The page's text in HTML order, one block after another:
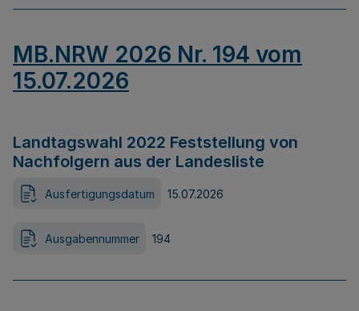
MB.NRW 2026 Nr. 194 vom
15.07.2026
Landtagswahl 2022 Feststellung von
Nachfolgern aus der Landesliste
Ausfertigungsdatum 15.07.2026
Ausgabennummer 194